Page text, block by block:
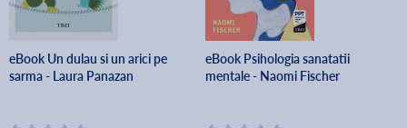
eBook Un dulau si un arici pe
sarma - Laura Panazan
eBook Psihologia sanatatii
mentale - Naomi Fischer